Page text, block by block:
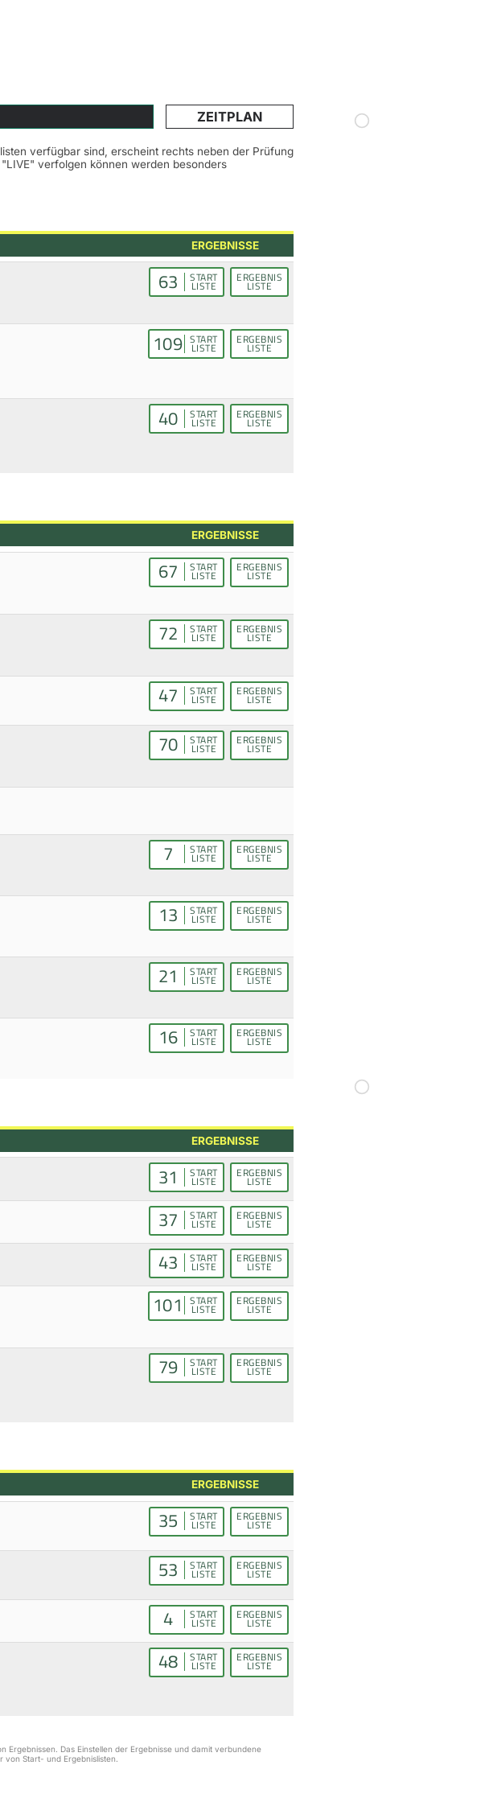
ZEITPLAN
verfügbar sind, erscheint rechts neben der Prüfung
verfolgen können werden besonders
ERGEBNISSE
63 START
LISTE
ERGEBNIS
LISTE
109 START
LISTE
ERGEBNIS
LISTE
40 START
LISTE
ERGEBNIS
LISTE
ERGEBNISSE
67 START
LISTE
ERGEBNIS
LISTE
72 START
LISTE
ERGEBNIS
LISTE
47 START
LISTE
ERGEBNIS
LISTE
70 START
LISTE
ERGEBNIS
LISTE
7 START
LISTE
ERGEBNIS
LISTE
13 START
LISTE
ERGEBNIS
LISTE
21 START
LISTE
ERGEBNIS
LISTE
16 START
LISTE
ERGEBNIS
LISTE
ERGEBNISSE
31 START
LISTE
ERGEBNIS
LISTE
37 START
LISTE
ERGEBNIS
LISTE
43 START
LISTE
ERGEBNIS
LISTE
101 START
LISTE
ERGEBNIS
LISTE
79 START
LISTE
ERGEBNIS
LISTE
ERGEBNISSE
35 START
LISTE
ERGEBNIS
LISTE
53 START
LISTE
ERGEBNIS
LISTE
4 START
LISTE
ERGEBNIS
LISTE
48 START
LISTE
ERGEBNIS
LISTE
Das Einstellen der Ergebnisse und damit verbundene
von Start- und Ergebnislisten.